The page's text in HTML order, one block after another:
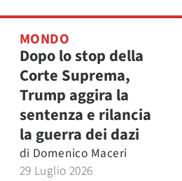
MONDO
Dopo lo stop della
Corte Suprema,
Trump aggira la
sentenza e rilancia
la guerra dei dazi
di Domenico Maceri
29 Luglio 2026